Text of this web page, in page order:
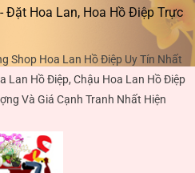
Đặt Hoa Lan, Hoa Hồ Điệp Trực
Shop Hoa Lan Hồ Điệp Uy Tín Nhất
Lan Hồ Điệp, Chậu Hoa Lan Hồ Điệp
Và Giá Cạnh Tranh Nhất Hiện